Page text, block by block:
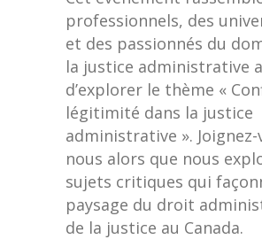
professionnels, des
et des passionnés du
la justice administrative
d’explorer le thème «
légitimité dans la justice
administrative ». Joignez-
nous alors que nous
sujets critiques qui
paysage du droit
de la justice au Canada.